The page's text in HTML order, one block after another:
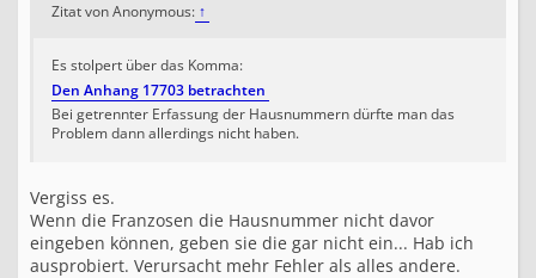
Zitat von Anonymous: ↑
Es stolpert über das Komma:
Den Anhang 17703 betrachten
Bei getrennter Erfassung der Hausnummern dürfte man das
Problem dann allerdings nicht haben.
Vergiss es.
Wenn die Franzosen die Hausnummer nicht davor
eingeben können, geben sie die gar nicht ein... Hab ich
ausprobiert. Verursacht mehr Fehler als alles andere.